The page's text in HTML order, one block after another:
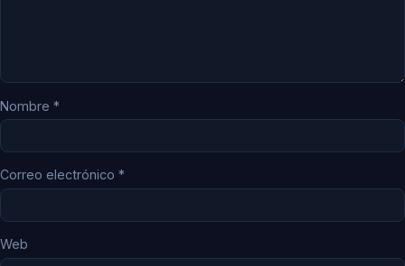
Nombre *
Correo electrónico *
Web